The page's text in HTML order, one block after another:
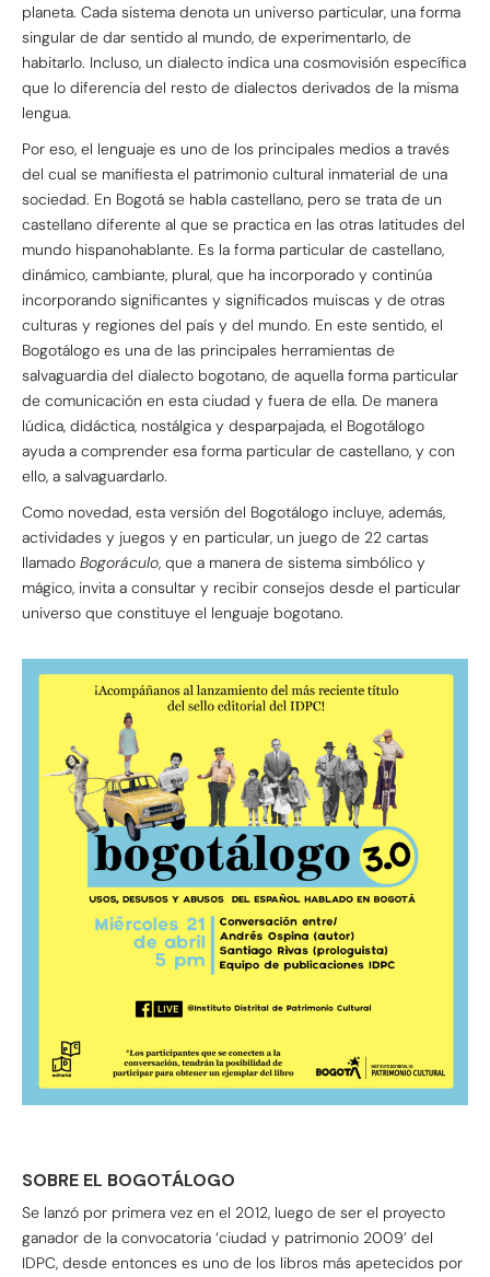
planeta. Cada sistema denota un universo particular, una forma
singular de dar sentido al mundo, de experimentarlo, de
habitarlo. Incluso, un dialecto indica una cosmovisión específica
que lo diferencia del resto de dialectos derivados de la misma
lengua.
Por eso, el lenguaje es uno de los principales medios a través
del cual se manifiesta el patrimonio cultural inmaterial de una
sociedad. En Bogotá se habla castellano, pero se trata de un
castellano diferente al que se practica en las otras latitudes del
mundo hispanohablante. Es la forma particular de castellano,
dinámico, cambiante, plural, que ha incorporado y continúa
incorporando significantes y significados muiscas y de otras
culturas y regiones del país y del mundo. En este sentido, el
Bogotálogo es una de las principales herramientas de
salvaguardia del dialecto bogotano, de aquella forma particular
de comunicación en esta ciudad y fuera de ella. De manera
lúdica, didáctica, nostálgica y desparpajada, el Bogotálogo
ayuda a comprender esa forma particular de castellano, y con
ello, a salvaguardarlo.
Como novedad, esta versión del Bogotálogo incluye, además,
actividades y juegos y en particular, un juego de 22 cartas
llamado Bogoráculo, que a manera de sistema simbólico y
mágico, invita a consultar y recibir consejos desde el particular
universo que constituye el lenguaje bogotano.
SOBRE EL BOGOTÁLOGO
Se lanzó por primera vez en el 2012, luego de ser el proyecto
ganador de la convocatoria ‘ciudad y patrimonio 2009’ del
IDPC, desde entonces es uno de los libros más apetecidos por